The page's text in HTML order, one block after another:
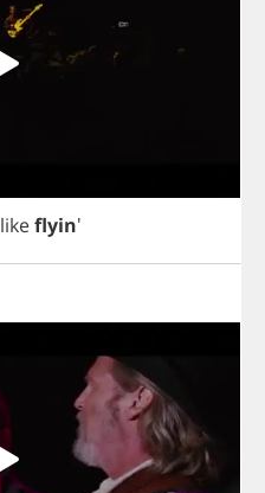
likeflyin'